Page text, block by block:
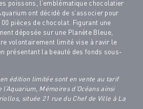
poissons, l’emblématique chocolatier
ont décidé de s’associer pour
pièces de chocolat. Figurant une
déposée sur une Planète Bleue,
volontairement limité vise à ravir le
présentant la beauté des fonds sous-
édition limitée sont en vente au tarif
Mémoires d’Océans ainsi
située 21 rue du Chef de Ville à La